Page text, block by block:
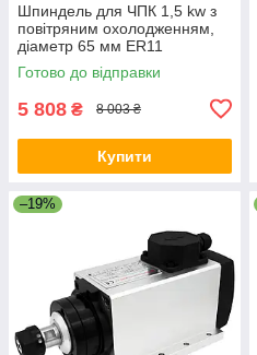
Шпиндель для ЧПК 1,5 kw з
повітряним охолодженням,
діаметр 65 мм ER11
Готово до відправки
5 808 ₴ 8 003 ₴
Купити
–19%